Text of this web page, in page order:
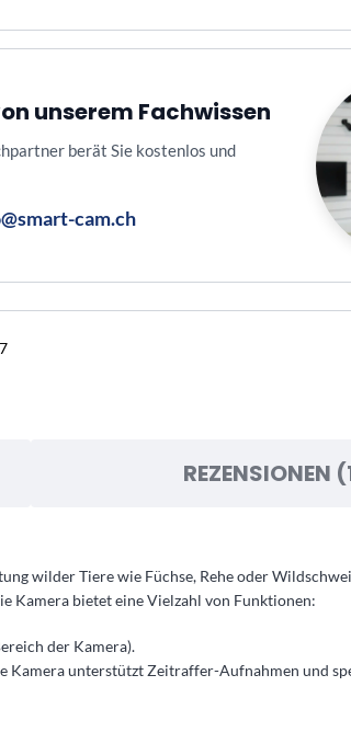
unserem Fachwissen
berät Sie kostenlos und
cam.ch
REZENSIONEN
wilder Tiere wie Füchse, Rehe oder
Kamera bietet eine Vielzahl von Funktionen:
der Kamera)​​.
Kamera unterstützt Zeitraffer-Aufnahmen und